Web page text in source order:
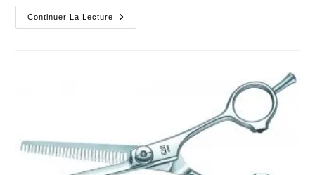
Continuer La Lecture
« 40
Ans